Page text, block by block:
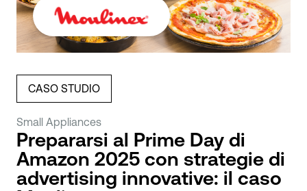
CASO STUDIO
Small Appliances
Prepararsi al Prime Day di
Amazon 2025 con strategie di
advertising innovative: il caso